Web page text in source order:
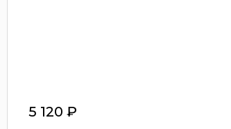
5 120 ₽